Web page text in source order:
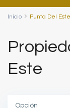
Inicio Punta Del Este
Este
Opción